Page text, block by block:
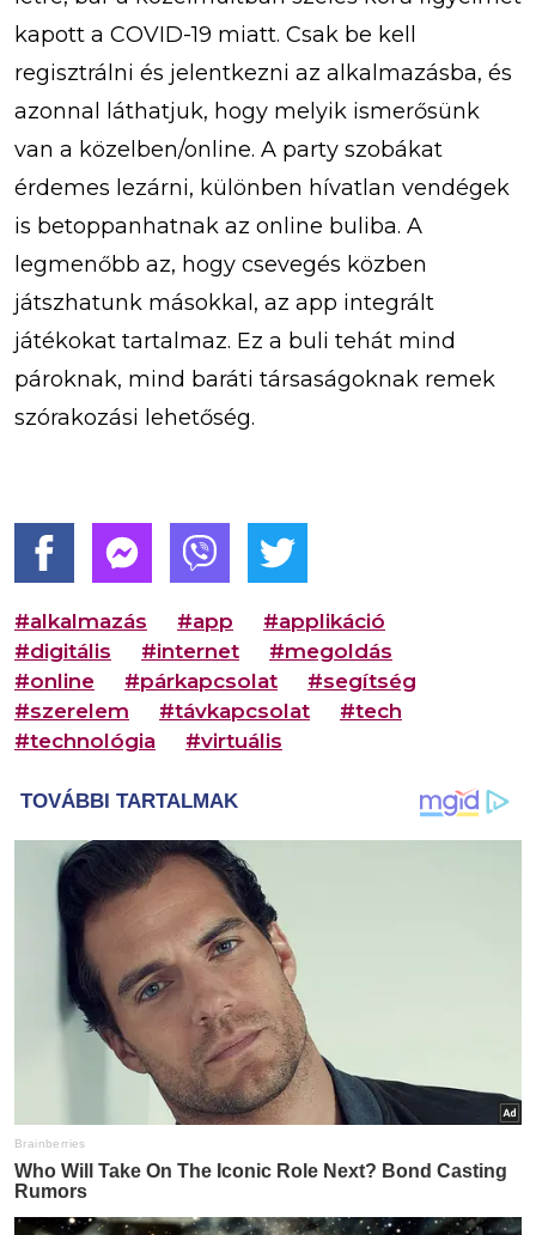
kapott a COVID-19 miatt. Csak be kell
regisztrálni és jelentkezni az alkalmazásba, és
azonnal láthatjuk, hogy melyik ismerősünk
van a közelben/online. A party szobákat
érdemes lezárni, különben hívatlan vendégek
is betoppanhatnak az online buliba. A
legmenőbb az, hogy csevegés közben
játszhatunk másokkal, az app integrált
játékokat tartalmaz. Ez a buli tehát mind
pároknak, mind baráti társaságoknak remek
szórakozási lehetőség.
#alkalmazás #app
#applikáció
#digitális
#internet
#megoldás
#online
#párkapcsolat
#segítség
#szerelem
#távkapcsolat
#tech
#technológia
#virtuális